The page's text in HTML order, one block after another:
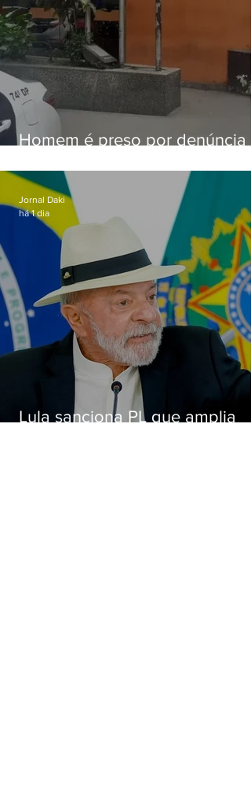
Homem é preso por denúncia
Alcântara
Lula sanciona PL que amplia
Jornal Daki
há 1 dia